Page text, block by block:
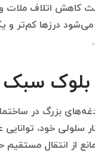
کاهش اتلاف
درزها کم‌تر و
سبک
بزرگ در
سلولی خود،
از انتقال